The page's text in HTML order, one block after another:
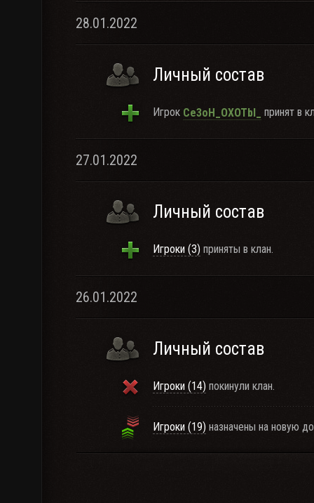
28.01.2022
Личный состав
Игрок Ce3oH_OXOTbl_ принят в
27.01.2022
Личный состав
Игроки (3) приняты в клан.
26.01.2022
Личный состав
Игроки (14) покинули клан.
Игроки (19) назначены на новую